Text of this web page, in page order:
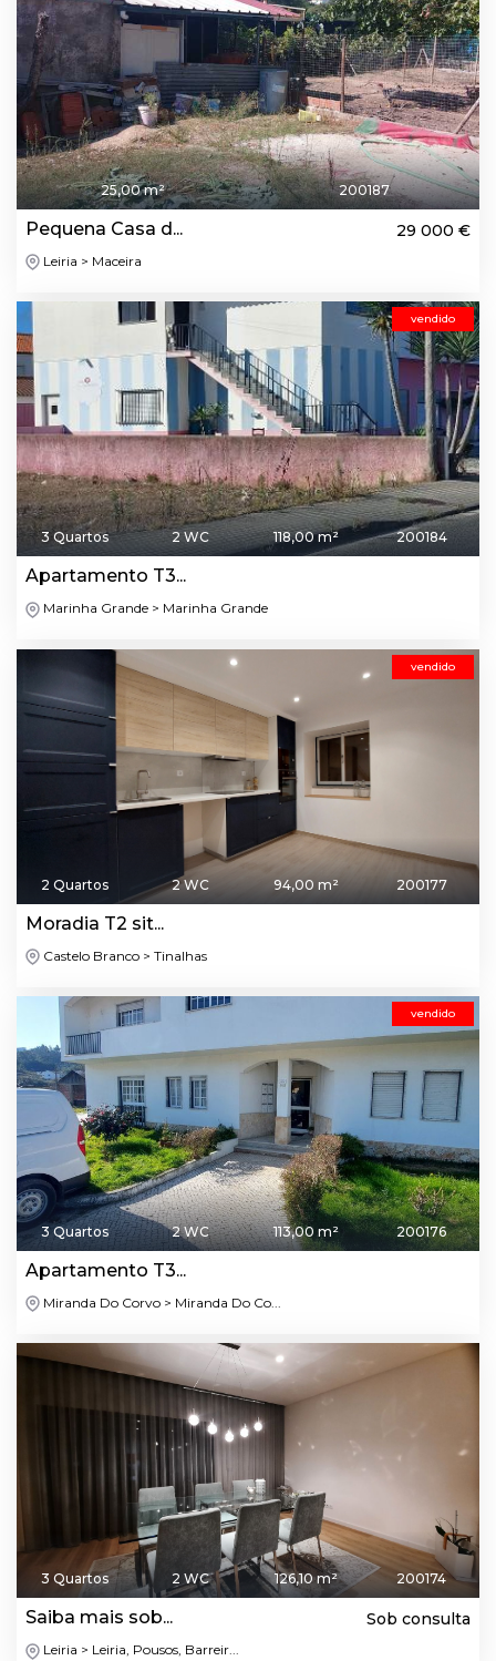
25,00 m² 200187
Pequena Casa d... 29 000 €
Leiria > Maceira
vendido
3 Quartos 2 WC 118,00 m² 200184
Apartamento T3...
Marinha Grande > Marinha Grande
vendido
2 Quartos 2 WC 94,00 m² 200177
Moradia T2 sit...
Castelo Branco > Tinalhas
vendido
3 Quartos 2 WC 113,00 m² 200176
Apartamento T3...
Miranda Do Corvo > Miranda Do Co...
3 Quartos 2 WC 126,10 m² 200174
Saiba mais sob... Sob consulta
Leiria > Leiria, Pousos, Barreir...